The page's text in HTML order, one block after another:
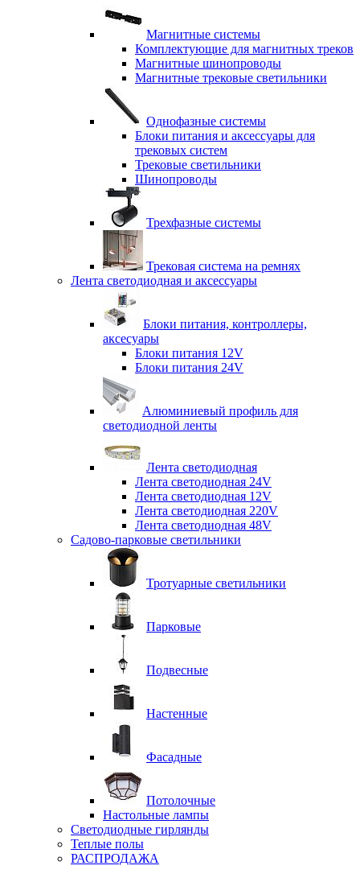
Магнитные системы
Комплектующие для магнитных треков
Магнитные шинопроводы
Магнитные трековые светильники
Однофазные системы
Блоки питания и аксессуары для
трековых систем
Трековые светильники
Шинопроводы
Трехфазные системы
Трековая система на ремнях
Лента светодиодная и аксессуары
Блоки питания, контроллеры,
аксесуары
Блоки питания 12V
Блоки питания 24V
Алюминиевый профиль для
светодиодной ленты
Лента светодиодная
Лента светодиодная 24V
Лента светодиодная 12V
Лента светодиодная 220V
Лента светодиодная 48V
Садово-парковые светильники
Тротуарные светильники
Парковые
Подвесные
Настенные
Фасадные
Потолочные
Настольные лампы
Светодиодные гирлянды
Теплые полы
РАСПРОДАЖА